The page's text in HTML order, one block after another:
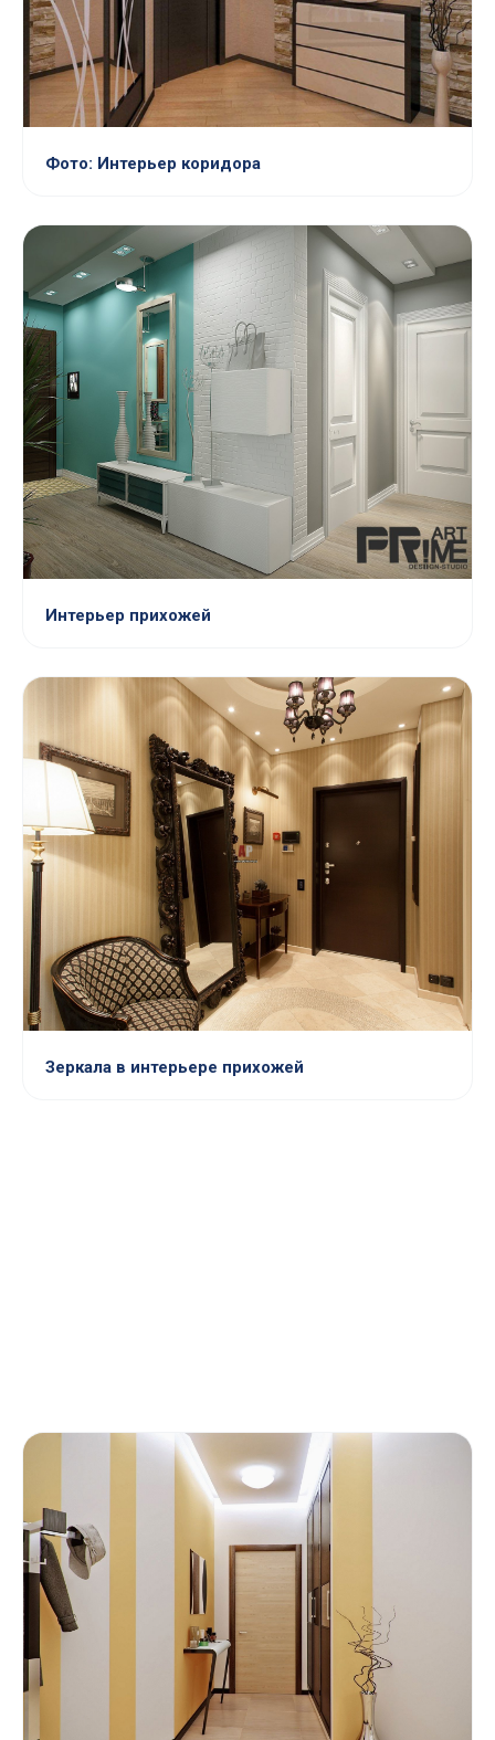
Фото: Интерьер коридора
Интерьер прихожей
Зеркала в интерьере прихожей